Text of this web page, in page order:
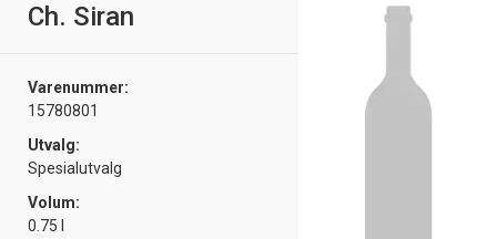
Ch. Siran
Varenummer:
15780801
Utvalg:
Spesialutvalg
Volum:
0.75 l